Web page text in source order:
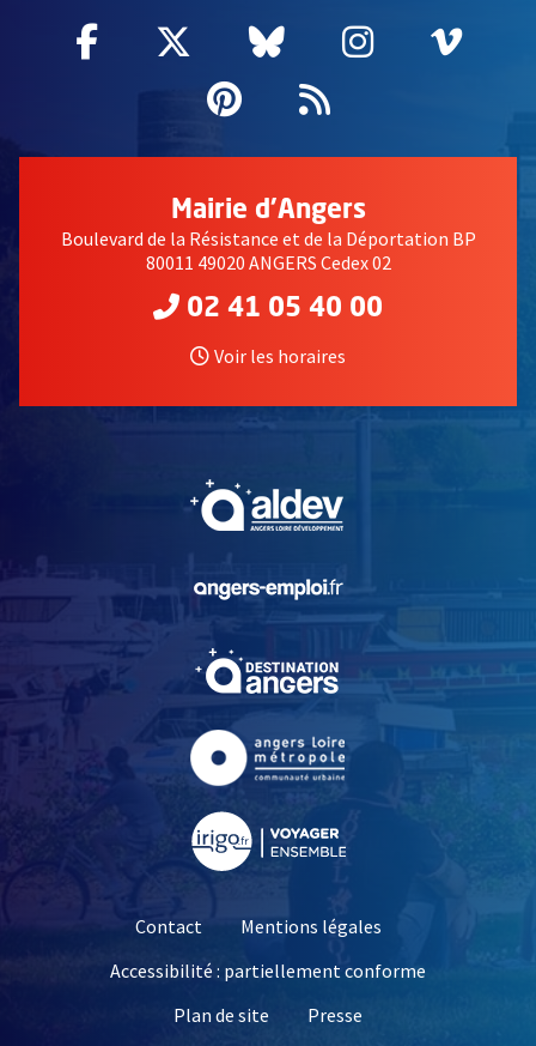
Facebook
, Ouvre une nouvelle fenêtre
Twitter
, Ouvre une nouvelle
Bluesky
, Ouvre une
Instagram
, Ouvre
,
Pinterest
, Ouvre une
Flux RSS
Mairie d'Angers
Boulevard de la Résistance et de la Déportation BP
80011 49020 ANGERS Cedex 02
02 41 05 40 00
Voir les horaires
, Ouvre une nouvelle
, Ouvre une nouvelle
Contact
Mentions légales
Accessibilité : partiellement conforme
Plan de site
Presse